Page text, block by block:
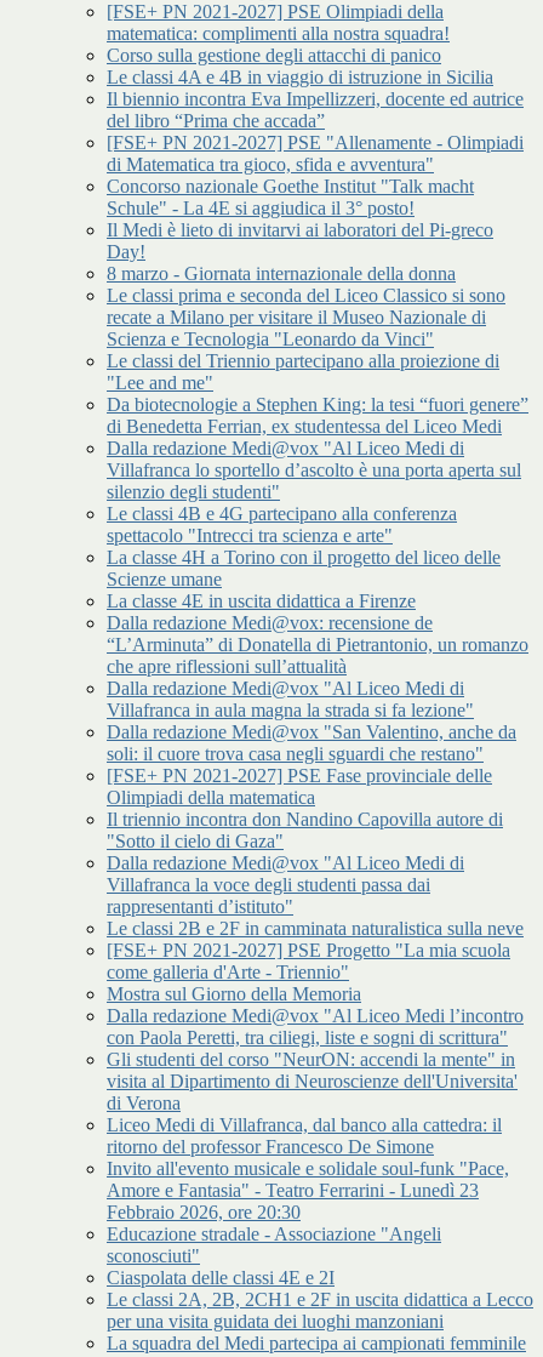
[FSE+ PN 2021-2027] PSE Olimpiadi della
matematica: complimenti alla nostra squadra!
Corso sulla gestione degli attacchi di panico
Le classi 4A e 4B in viaggio di istruzione in Sicilia
Il biennio incontra Eva Impellizzeri, docente ed autrice
del libro “Prima che accada”
[FSE+ PN 2021-2027] PSE "Allenamente - Olimpiadi
di Matematica tra gioco, sfida e avventura"
Concorso nazionale Goethe Institut "Talk macht
Schule" - La 4E si aggiudica il 3° posto!
Il Medi è lieto di invitarvi ai laboratori del Pi-greco
Day!
8 marzo - Giornata internazionale della donna
Le classi prima e seconda del Liceo Classico si sono
recate a Milano per visitare il Museo Nazionale di
Scienza e Tecnologia "Leonardo da Vinci"
Le classi del Triennio partecipano alla proiezione di
"Lee and me"
Da biotecnologie a Stephen King: la tesi “fuori genere”
di Benedetta Ferrian, ex studentessa del Liceo Medi
Dalla redazione Medi@vox "Al Liceo Medi di
Villafranca lo sportello d’ascolto è una porta aperta sul
silenzio degli studenti"
Le classi 4B e 4G partecipano alla conferenza
spettacolo "Intrecci tra scienza e arte"
La classe 4H a Torino con il progetto del liceo delle
Scienze umane
La classe 4E in uscita didattica a Firenze
Dalla redazione Medi@vox: recensione de
“L’Arminuta” di Donatella di Pietrantonio, un romanzo
che apre riflessioni sull’attualità
Dalla redazione Medi@vox "Al Liceo Medi di
Villafranca in aula magna la strada si fa lezione"
Dalla redazione Medi@vox "San Valentino, anche da
soli: il cuore trova casa negli sguardi che restano"
[FSE+ PN 2021-2027] PSE Fase provinciale delle
Olimpiadi della matematica
Il triennio incontra don Nandino Capovilla autore di
"Sotto il cielo di Gaza"
Dalla redazione Medi@vox "Al Liceo Medi di
Villafranca la voce degli studenti passa dai
rappresentanti d’istituto"
Le classi 2B e 2F in camminata naturalistica sulla neve
[FSE+ PN 2021-2027] PSE Progetto "La mia scuola
come galleria d'Arte - Triennio"
Mostra sul Giorno della Memoria
Dalla redazione Medi@vox "Al Liceo Medi l’incontro
con Paola Peretti, tra ciliegi, liste e sogni di scrittura"
Gli studenti del corso "NeurON: accendi la mente" in
visita al Dipartimento di Neuroscienze dell'Universita'
di Verona
Liceo Medi di Villafranca, dal banco alla cattedra: il
ritorno del professor Francesco De Simone
Invito all'evento musicale e solidale soul-funk "Pace,
Amore e Fantasia" - Teatro Ferrarini - Lunedì 23
Febbraio 2026, ore 20:30
Educazione stradale - Associazione "Angeli
sconosciuti"
Ciaspolata delle classi 4E e 2I
Le classi 2A, 2B, 2CH1 e 2F in uscita didattica a Lecco
per una visita guidata dei luoghi manzoniani
La squadra del Medi partecipa ai campionati femminile